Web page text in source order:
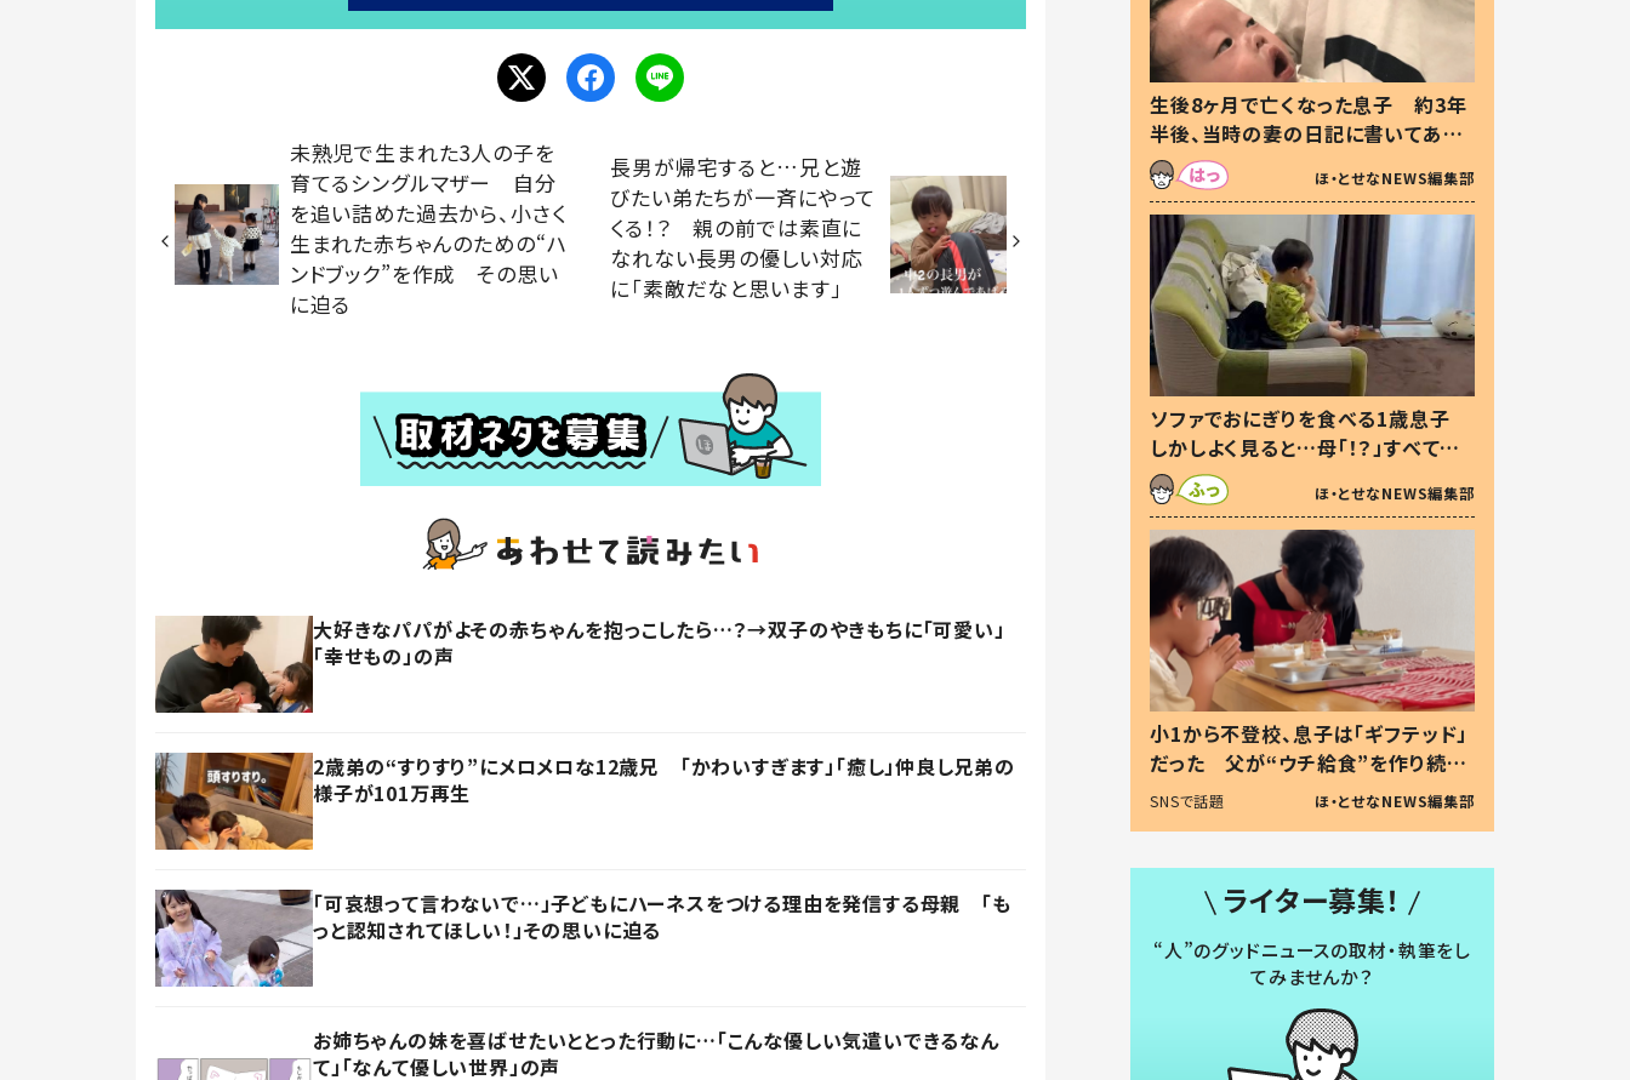
未熟児で生まれた3人の子を
育てるシングルマザー 自分
を追い詰めた過去から、小さく
生まれた赤ちゃんのための“ハ
ンドブック”を作成 その思い
に迫る
長男が帰宅すると…兄と遊
びたい弟たちが一斉にやって
くる！？ 親の前では素直に
なれない長男の優しい対応
に「素敵だなと思います」
大好きなパパがよその赤ちゃんを抱っこしたら…？→双子のやきもちに「可愛い」
「幸せもの」の声
2歳弟の“すりすり”にメロメロな12歳兄 「かわいすぎます」「癒し」仲良し兄弟の
様子が101万再生
「可哀想って言わないで…」子どもにハーネスをつける理由を発信する母親 「も
っと認知されてほしい！」その思いに迫る
お姉ちゃんの妹を喜ばせたいととった行動に…「こんな優しい気遣いできるなん
て」「なんて優しい世界」の声
生後8ヶ月で亡くなった息子 約3年
半後、当時の妻の日記に書いてあっ
た本音とは
ほ・とせなNEWS編集部
ソファでおにぎりを食べる1歳息子
しかしよく見ると…母「！？」すべてを
察した母の投稿に「可愛いから許
す！」「現行犯〜」
ほ・とせなNEWS編集部
小1から不登校、息子は「ギフテッド」
だった 父が“ウチ給食”を作り続け
る理由とは #令和の親 #令和の子
SNSで話題 ほ・とせなNEWS編集部
ライター募集！
“人”のグッドニュースの取材・執筆をし
てみませんか？